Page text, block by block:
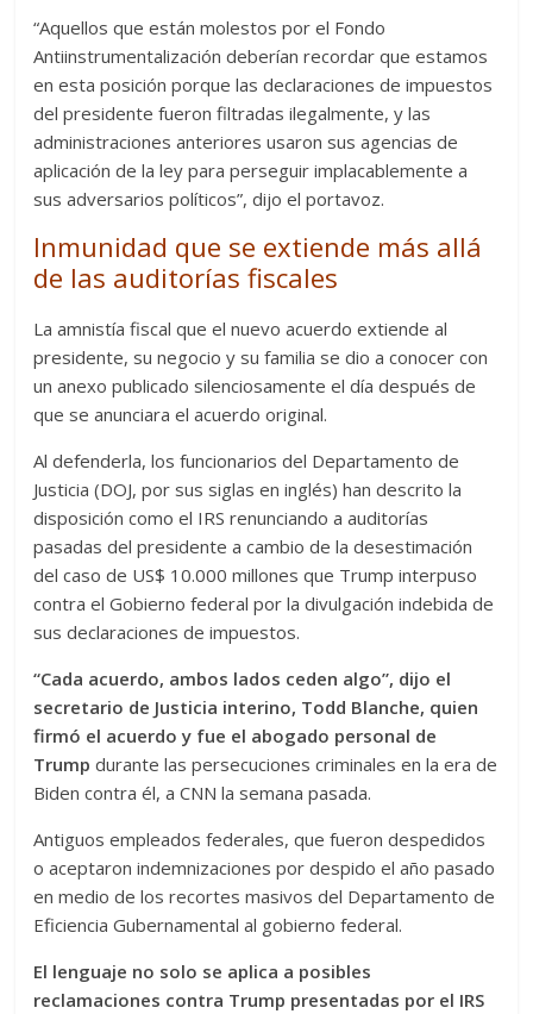
“Aquellos que están molestos por el Fondo
Antiinstrumentalización deberían recordar que estamos
en esta posición porque las declaraciones de impuestos
del presidente fueron filtradas ilegalmente, y las
administraciones anteriores usaron sus agencias de
aplicación de la ley para perseguir implacablemente a
sus adversarios políticos”, dijo el portavoz.
Inmunidad que se extiende más allá
de las auditorías fiscales
La amnistía fiscal que el nuevo acuerdo extiende al
presidente, su negocio y su familia se dio a conocer con
un anexo publicado silenciosamente el día después de
que se anunciara el acuerdo original.
Al defenderla, los funcionarios del Departamento de
Justicia (DOJ, por sus siglas en inglés) han descrito la
disposición como el IRS renunciando a auditorías
pasadas del presidente a cambio de la desestimación
del caso de US$ 10.000 millones que Trump interpuso
contra el Gobierno federal por la divulgación indebida de
sus declaraciones de impuestos.
“Cada acuerdo, ambos lados ceden algo”, dijo el
secretario de Justicia interino, Todd Blanche, quien
firmó el acuerdo y fue el abogado personal de
Trump durante las persecuciones criminales en la era de
Biden contra él, a CNN la semana pasada.
Antiguos empleados federales, que fueron despedidos
o aceptaron indemnizaciones por despido el año pasado
en medio de los recortes masivos del Departamento de
Eficiencia Gubernamental al gobierno federal.
El lenguaje no solo se aplica a posibles
reclamaciones contra Trump presentadas por el IRS